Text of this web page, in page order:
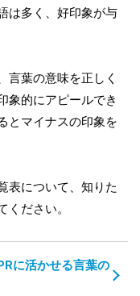
は多く、好印象が与
言葉の意味を正しく
象的にアピールでき
とマイナスの印象を
表について、知りた
ださい。
に活かせる言葉の